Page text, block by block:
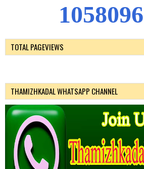
1058096
TOTAL PAGEVIEWS
THAMIZHKADAL WHATSAPP CHANNEL